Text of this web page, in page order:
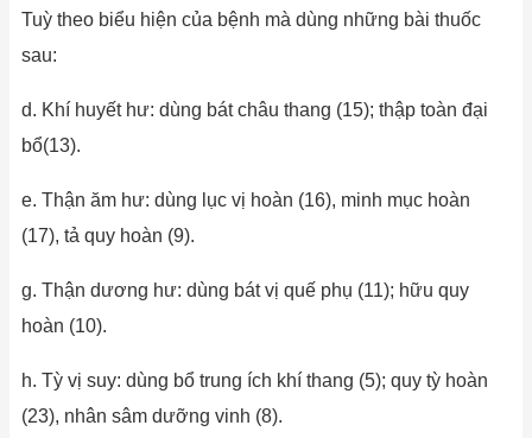
Tuỳ theo biểu hiện của bệnh mà dùng những bài thuốc
sau:
d. Khí huyết hư: dùng bát châu thang (15); thập toàn đại
bổ(13).
e. Thận ăm hư: dùng lục vị hoàn (16), minh mục hoàn
(17), tả quy hoàn (9).
g. Thận dương hư: dùng bát vị quế phụ (11); hữu quy
hoàn (10).
h. Tỳ vị suy: dùng bổ trung ích khí thang (5); quy tỳ hoàn
(23), nhân sâm dưỡng vinh (8).